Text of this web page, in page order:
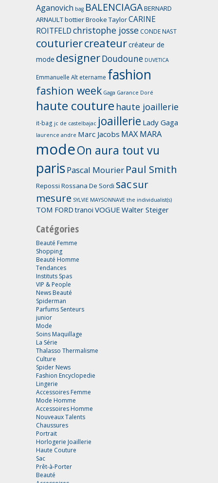
Aganovich bag BALENCIAGABERNARD
ARNAULTbottierBrooke TaylorCARINE
ROITFELDchristophe josse CONDE NAST
couturiercreateurcréateur de
mode designerDoudoune DUVETICA
Emmanuelle Alt etername fashion
fashion week Gaga Garance Doré
haute couture haute joaillerie
it-bag jc de castelbajac joaillerie Lady Gaga
laurence andre Marc Jacobs MAX MARA
modeOn aura tout vu
parisPascal Mourier Paul Smith
Repossi Rossana De Sordi sacsur
mesure SYLVIE MAYSONNAVE the individualist(s)
TOM FORD tranoi VOGUE Walter Steiger
Catégories
Beauté Femme
Shopping
Beauté Homme
Tendances
Instituts Spas
VIP & People
News Beauté
Spiderman
Parfums Senteurs
junior
Mode
Soins Maquillage
La Série
Thalasso Thermalisme
Culture
Spider News
Fashion Encyclopedie
Lingerie
Accessoires Femme
Mode Homme
Accessoires Homme
Nouveaux Talents
Chaussures
Portrait
Horlogerie Joaillerie
Haute Couture
Sac
Prêt-à-Porter
Beauté